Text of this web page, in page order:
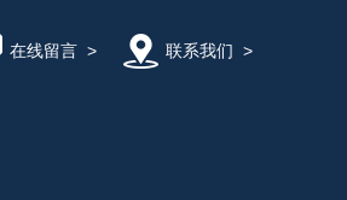
在线留言> 联系我们 >